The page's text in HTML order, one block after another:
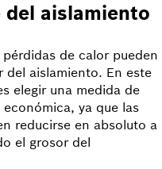
del aislamiento
de calor pueden
del aislamiento. En este
elegir una medida de
ya que las
reducirse en absoluto a
el grosor del